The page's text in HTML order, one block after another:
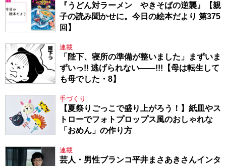
『うどん対ラーメン やきそばの逆襲』【親
子の読み聞かせに。今日の絵本だより 第375
回】
連載
「陛下、寝所の準備が整いました」まずいま
ずいっ!! 逃げられない――!!!【母は転生して
も母でした・8】
手づくり
【夏祭りごっこで盛り上がろう！】紙皿やス
トローでフォトプロップス風のおしゃれな
「おめん」の作り方
連載
芸人・男性ブランコ平井まさあきさんインタ